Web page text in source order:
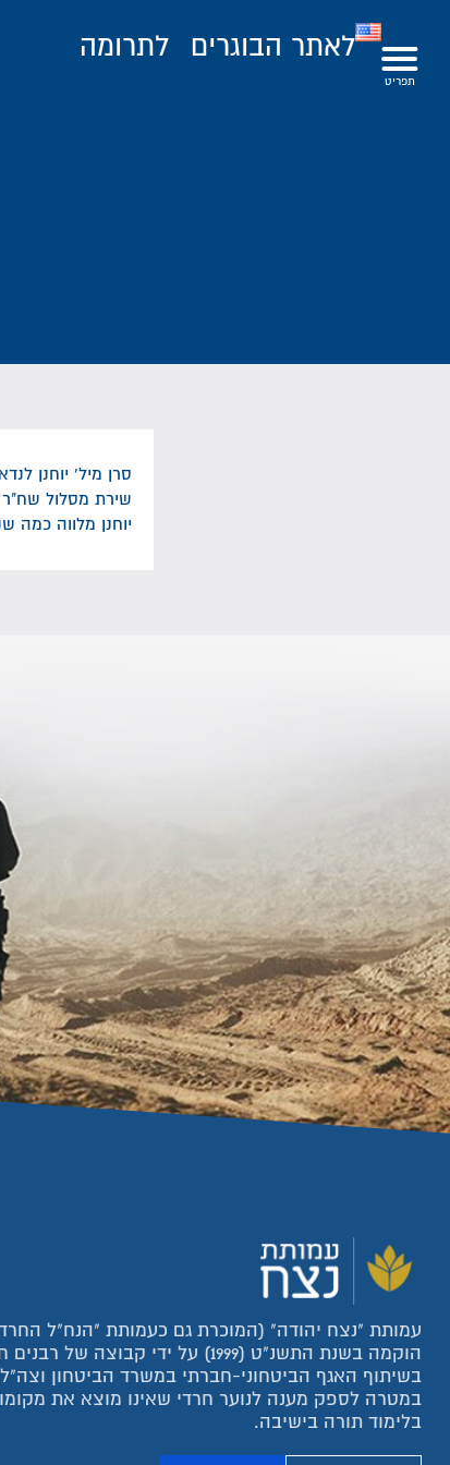
לאתר הבוגרים לתרומה
סרן מיל' יוחנן
שירת מסלול שח"ר
יוחנן מלווה כמה
עמותת "נצח יהודה" (המוכרת גם כעמותת "הנח"ל
הוקמה בשנת התשנ"ט (1999) על ידי קבוצה של
בשיתוף האגף הביטחוני-חברתי במשרד הביטחון
במטרה לספק מענה לנוער חרדי שאינו מוצא את מקומו
בלימוד תורה בישיבה.